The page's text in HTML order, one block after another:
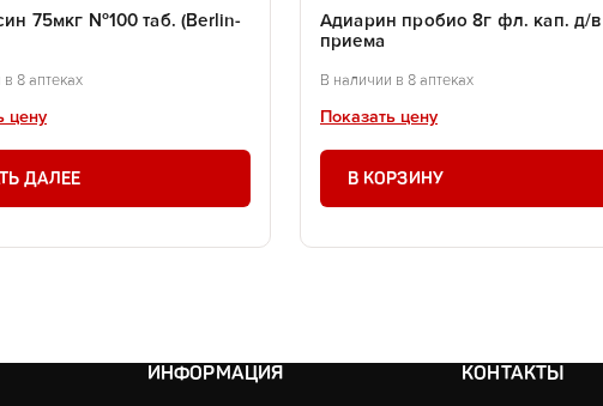
75мкг №100 таб. (Berlin-
8 аптеках
цену
ДАЛЕЕ
Адиарин пробио 8г фл. кап. д/
приема
В наличии в 8 аптеках
Показать цену
В КОРЗИНУ
ИНФОРМАЦИЯ КОНТАКТЫ